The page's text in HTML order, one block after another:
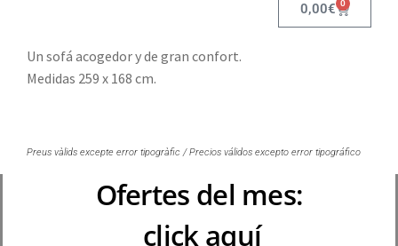
0,00€ 0
Un sofá acogedor y de gran confort.
Medidas 259 x 168 cm.
Preus vàlids excepte error tipogràfic / Precios válidos excepto error tipográfico
Ofertes del mes:
click aquí